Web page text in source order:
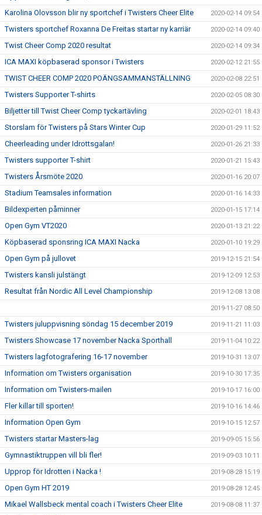
Karolina Olovsson blir ny sportchef i Twisters Cheer Elite 2020-02-14 09:54
Twisters sportchef Roxanna De Freitas startar ny karriär 2020-02-14 09:40
Twist Cheer Comp 2020 resultat 2020-02-14 09:34
ICA MAXI köpbaserad sponsor i Twisters 2020-02-12 21:55
TWIST CHEER COMP 2020 POÄNGSAMMANSTÄLLNING 2020-02-08 22:51
Twisters Supporter T-shirts 2020-02-05 08:30
Biljetter till Twist Cheer Comp tyckartävling 2020-02-01 18:43
Storslam för Twisters på Stars Winter Cup 2020-01-29 11:52
Cheerleading under Idrottsgalan! 2020-01-26 21:33
Twisters supporter T-shirt 2020-01-21 15:43
Twisters Årsmöte 2020 2020-01-16 20:07
Stadium Teamsales information 2020-01-16 14:33
Bildexperten påminner 2020-01-15 17:14
Open Gym VT2020 2020-01-13 21:22
Köpbaserad sponsring ICA MAXI Nacka 2020-01-10 19:29
Open Gym på jullovet 2019-12-15 21:54
Twisters kansli julstängt 2019-12-09 12:53
Resultat från Nordic All Level Championship 2019-12-08 13:08
2019-11-27 08:50
Twisters juluppvisning söndag 15 december 2019 2019-11-21 11:03
Twisters Showcase 17 november Nacka Sporthall 2019-11-04 10:22
Twisters lagfotografering 16-17 november 2019-10-31 13:07
Information om Twisters organisation 2019-10-30 17:35
Information om Twisters-mailen 2019-10-17 16:00
Fler killar till sporten! 2019-10-16 14:46
Information Open Gym 2019-10-15 12:57
Twisters startar Masters-lag 2019-09-05 15:56
Gymnastiktruppen vill bli fler! 2019-09-03 10:11
Upprop för Idrotten i Nacka ! 2019-08-28 15:19
Open Gym HT 2019 2019-08-28 12:45
Mikael Wallsbeck mental coach i Twisters Cheer Elite 2019-08-08 11:37